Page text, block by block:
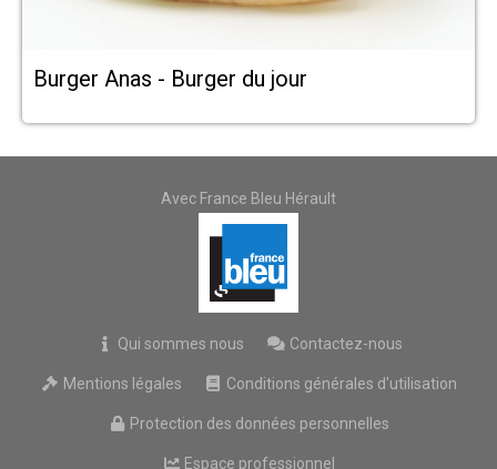
Burger Anas - Burger du jour
Avec France Bleu Hérault
Qui sommes nous Contactez-nous
Mentions légales Conditions générales d'utilisation
Protection des données personnelles
Espace professionnel